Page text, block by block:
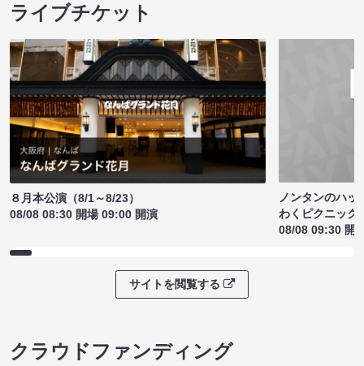
ライブチケット
８月本公演（8/1～8/23）
08/08 08:30 開場 09:00 開演
ノンタンのハッ
わくピクニック
08/08 09:30 開
サイトを閲覧する
クラウドファンディング